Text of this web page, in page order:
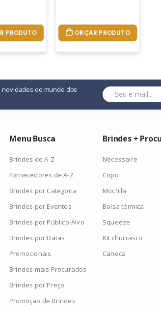
PRODUTO ORÇAR PRODUTO
do mundo dos
Menu Busca
Brindes de A-Z
Fornecedores de A-Z
Brindes por Categoria
Brindes por Eventos
Brindes por Público-Alvo
Brindes por Datas
Promocionais
Brindes mais Procurados
Brindes por Preço
Promoção de Brindes
Brindes +
Nécessaire
Copo
Mochila
Bolsa térmica
Squeeze
Kit churrasco
Caneca